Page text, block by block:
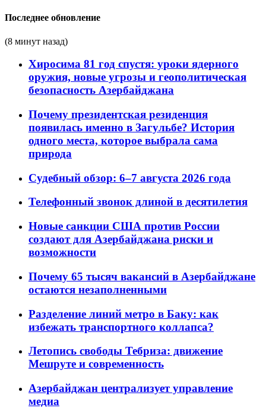
Последнее обновление
(8 минут назад)
Хиросима 81 год спустя: уроки ядерного
оружия, новые угрозы и геополитическая
безопасность Азербайджана
Почему президентская резиденция
появилась именно в Загульбе? История
одного места, которое выбрала сама
природа
Судебный обзор: 6–7 августа 2026 года
Телефонный звонок длиной в десятилетия
Новые санкции США против России
создают для Азербайджана риски и
возможности
Почему 65 тысяч вакансий в Азербайджане
остаются незаполненными
Разделение линий метро в Баку: как
избежать транспортного коллапса?
Летопись свободы Тебриза: движение
Мешруте и современность
Азербайджан централизует управление
медиа